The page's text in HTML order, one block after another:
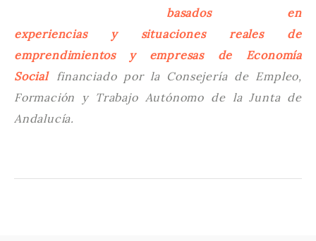
basados en
experiencias y situaciones reales de
emprendimientos y empresas de Economía
Social
financiado por la Consejería de Empleo,
Formación y Trabajo Autónomo de la Junta de
Andalucía.